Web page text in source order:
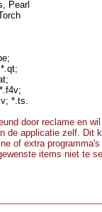
Pearl
*.ts.
door reclame en
de applicatie zelf. Dit
of extra
items niet te